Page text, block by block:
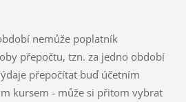
nemůže poplatník
přepočtu, tzn. za jedno období
přepočítat buď účetním
kursem - může si přitom vybrat